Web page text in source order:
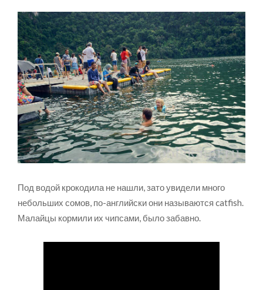
Под водой крокодила не нашли, зато увидели много
небольших сомов, по-английски они называются catfish.
Малайцы кормили их чипсами, было забавно.